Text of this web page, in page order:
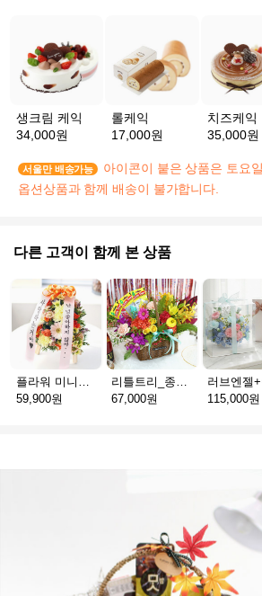
생크림 케익
34,000원
롤케익
17,000원
치즈케익
35,000원
서울만 배송가능
아이콘이 붙은 상품은 토요
옵션상품과 함께 배송이 불가합니다.
다른 고객이 함께 본 상품
59,900원
67,000원
115,000원